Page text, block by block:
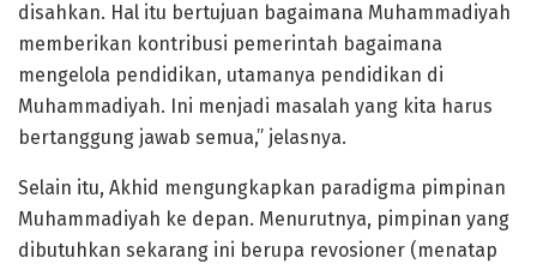
disahkan. Hal itu bertujuan bagaimana Muhammadiyah
memberikan kontribusi pemerintah bagaimana
mengelola pendidikan, utamanya pendidikan di
Muhammadiyah. Ini menjadi masalah yang kita harus
bertanggung jawab semua,” jelasnya.
Selain itu, Akhid mengungkapkan paradigma pimpinan
Muhammadiyah ke depan. Menurutnya, pimpinan yang
dibutuhkan sekarang ini berupa revosioner (menatap